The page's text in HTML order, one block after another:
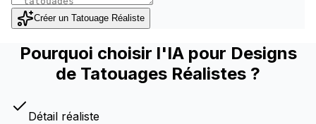
Créer un Tatouage Réaliste
Pourquoi choisir l'IA pour Designs
de Tatouages Réalistes ?
Détail réaliste